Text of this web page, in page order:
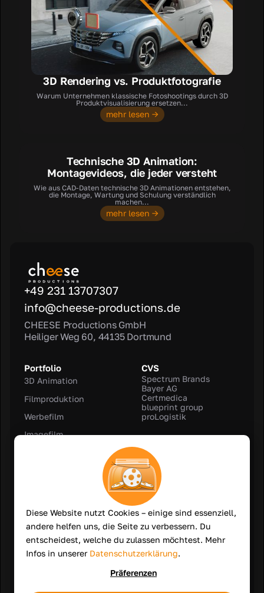
3D Rendering vs. Produktfotografie
Warum Unternehmen klassische Fotoshootings durch 3D
Produktvisualisierung ersetzen...
mehr lesen →
Technische 3D Animation:
Montagevideos, die jeder versteht
Wie aus CAD-Daten technische 3D Animationen entstehen,
die Montage, Wartung und Schulung verständlich
machen...
mehr lesen →
+49 231 13707307
info@cheese-productions.de
CHEESE Productions GmbH
Heiliger Weg 60, 44135 Dortmund
Portfolio
3D Animation
Filmproduktion
Werbefilm
Imagefilm
3D Rendering
CVS
Spectrum Brands
Bayer AG
Certmedica
blueprint group
proLogistik
Rechtliches
Impressum
AGB
Datenschutz
Unternehmen
Stellenangebote
Behance Linkedin
Diese Website nutzt Cookies – einige sind essenziell,
andere helfen uns, die Seite zu verbessern. Du
entscheidest, welche du zulassen möchtest. Mehr
Infos in unserer Datenschutzerklärung.
Präferenzen